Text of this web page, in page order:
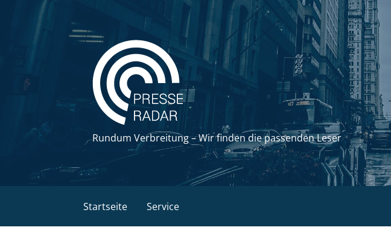
Rundum Verbreitung – Wir finden die passenden Leser
Startseite Service